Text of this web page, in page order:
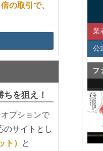
の取引で、
を狙え！
プションで
のサイトとし
） と
業
公
フ